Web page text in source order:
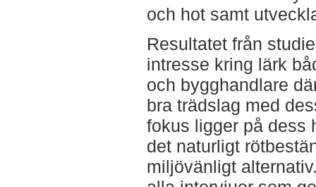
och hot samt
Resultatet från
intresse kring lärk
och bygghandlare
bra trädslag med
fokus ligger på dess
det naturligt
miljövänligt